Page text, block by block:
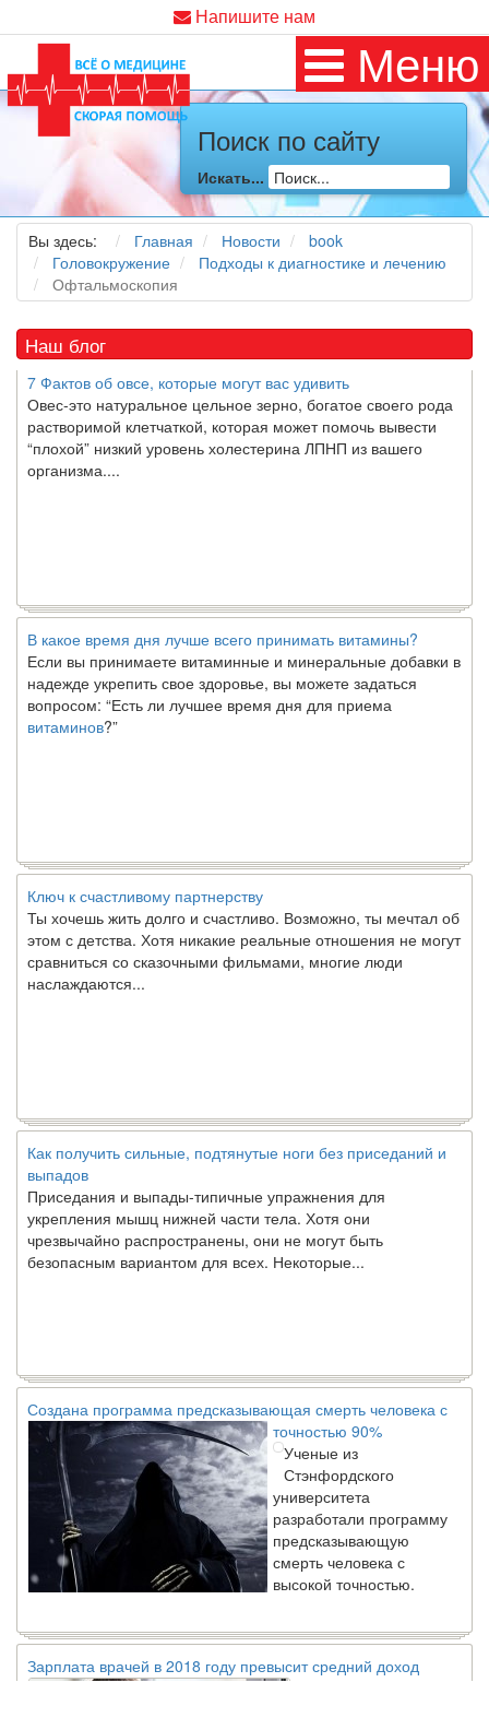
Напишите нам
Меню
Поиск по сайту
Искать...
Вы здесь: Главная Новости
book
Головокружение
Подходы к диагностике и лечению
Офтальмоскопия
Наш блог
Как я заболел во время локдауна?
Это странная ситуация: вы соблюдали все меры
предосторожности COVID-19 (вы почти все время дома),
но, тем не менее, вы каким-то образом простудились. Вы
можете задаться...
5 причин обратить внимание на средиземноморскую диету
Какдиетолог , я вижу, что многие причудливые диеты
приходят в нашужизнь
и быстро исчезают из нее. Многие
из них это скорее наказание, чем способ питаться
7 Фактов об овсе, которые могут вас удивить
Овес-это натуральное цельное зерно, богатое своего рода
растворимой клетчаткой, которая может помочь вывести
“плохой” низкий уровень холестерина ЛПНП из вашего
организма....
В какое время дня лучше всего принимать витамины?
Если вы принимаете витаминные и минеральные добавки в
надежде укрепить свое здоровье, вы можете задаться
вопросом: “Есть ли лучшее время дня для приема
витаминов ?”
Ключ к счастливому партнерству
Ты хочешь жить долго и счастливо. Возможно, ты мечтал об
этом с детства. Хотя никакие реальные отношения не могут
сравниться со сказочными фильмами, многие люди
наслаждаются...
Как получить сильные, подтянутые ноги без приседаний и
выпадов
Приседания и выпады-типичные упражнения для
укрепления мышц нижней части тела. Хотя они
чрезвычайно распространены, они не могут быть
безопасным вариантом для всех. Некоторые...
Создана программа предсказывающая смерть человека с
точностью 90%
Ученые из
Стэнфордского
университета
разработали программу
предсказывающую
смерть человека с
высокой точностью.
Зарплата врачей в 2018 году превысит средний доход
россиян в два раза